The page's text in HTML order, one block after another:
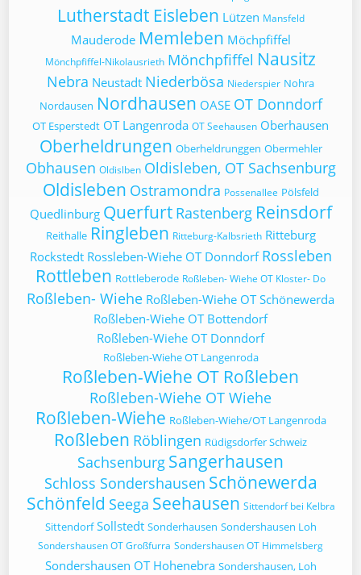
Lutherstadt Eisleben Lützen Mansfeld
Mauderode Memleben Möchpfiffel
Mönchpfiffel-Nikolausrieth Mönchpfiffel Nausitz
Nebra Neustadt Niederbösa Niederspier Nohra
Nordausen Nordhausen OASE OT Donndorf
OT Esperstedt OT Langenroda OT Seehausen Oberhausen
Oberheldrungen Oberheldrunggen Obermehler
Obhausen Oldislben Oldisleben, OT Sachsenburg
Oldisleben Ostramondra Possenallee Pölsfeld
Quedlinburg Querfurt Rastenberg Reinsdorf
Reithalle Ringleben Ritteburg-Kalbsrieth Ritteburg
Rockstedt Rossleben-Wiehe OT Donndorf Rossleben
Rottleben Rottleberode Roßleben- Wiehe OT Kloster- Do
Roßleben- Wiehe Roßleben-Wiehe OT Schönewerda
Roßleben-Wiehe OT Bottendorf
Roßleben-Wiehe OT Donndorf
Roßleben-Wiehe OT Langenroda
Roßleben-Wiehe OT Roßleben
Roßleben-Wiehe OT Wiehe
Roßleben-Wiehe Roßleben-Wiehe/OT Langenroda
Roßleben Röblingen Rüdigsdorfer Schweiz
Sachsenburg Sangerhausen
Schloss Sondershausen Schönewerda
Schönfeld Seega Seehausen Sittendorf bei Kelbra
Sittendorf Sollstedt Sonderhausen Sondershausen Loh
Sondershausen OT Großfurra Sondershausen OT Himmelsberg
Sondershausen OT Hohenebra Sondershausen, Loh